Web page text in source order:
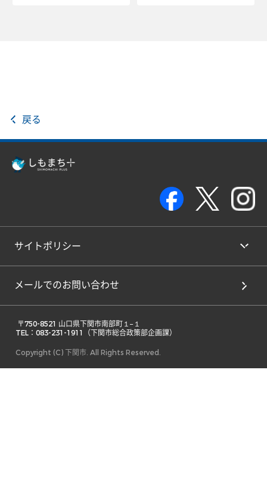
戻る
サイトポリシー
メールでのお問い合わせ
TEL：083-231-1911（下関市総合政策部企画課）
Copyright (C) 下関市. All Rights Reserved.